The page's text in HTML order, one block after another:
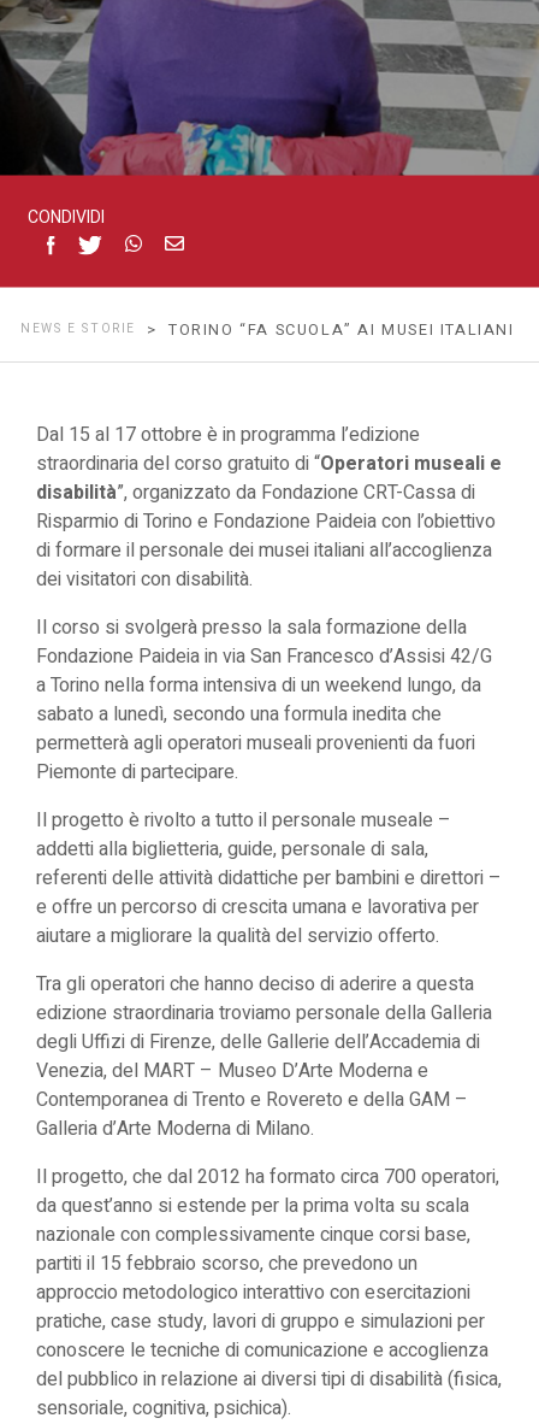
CONDIVIDI
NEWS E STORIE > TORINO “FA SCUOLA” AI MUSEI ITALIANI
Dal 15 al 17 ottobre è in programma l’edizione
straordinaria del corso gratuito di “Operatori museali e
disabilità”, organizzato da Fondazione CRT-Cassa di
Risparmio di Torino e Fondazione Paideia con l’obiettivo
di formare il personale dei musei italiani all’accoglienza
dei visitatori con disabilità.
Il corso si svolgerà presso la sala formazione della
Fondazione Paideia in via San Francesco d’Assisi 42/G
a Torino nella forma intensiva di un weekend lungo, da
sabato a lunedì, secondo una formula inedita che
permetterà agli operatori museali provenienti da fuori
Piemonte di partecipare.
Il progetto è rivolto a tutto il personale museale –
addetti alla biglietteria, guide, personale di sala,
referenti delle attività didattiche per bambini e direttori –
e offre un percorso di crescita umana e lavorativa per
aiutare a migliorare la qualità del servizio offerto.
Tra gli operatori che hanno deciso di aderire a questa
edizione straordinaria troviamo personale della Galleria
degli Uffizi di Firenze, delle Gallerie dell’Accademia di
Venezia, del MART – Museo D’Arte Moderna e
Contemporanea di Trento e Rovereto e della GAM –
Galleria d’Arte Moderna di Milano.
Il progetto, che dal 2012 ha formato circa 700 operatori,
da quest’anno si estende per la prima volta su scala
nazionale con complessivamente cinque corsi base,
partiti il 15 febbraio scorso, che prevedono un
approccio metodologico interattivo con esercitazioni
pratiche, case study, lavori di gruppo e simulazioni per
conoscere le tecniche di comunicazione e accoglienza
del pubblico in relazione ai diversi tipi di disabilità (fisica,
sensoriale, cognitiva, psichica).